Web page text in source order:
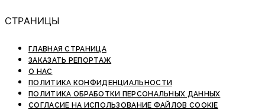
СТРАНИЦЫ
ГЛАВНАЯ СТРАНИЦА
ЗАКАЗАТЬ РЕПОРТАЖ
О НАС
ПОЛИТИКА КОНФИДЕНЦИАЛЬНОСТИ
ПОЛИТИКА ОБРАБОТКИ ПЕРСОНАЛЬНЫХ ДАННЫХ
СОГЛАСИЕ НА ИСПОЛЬЗОВАНИЕ ФАЙЛОВ COOKIE